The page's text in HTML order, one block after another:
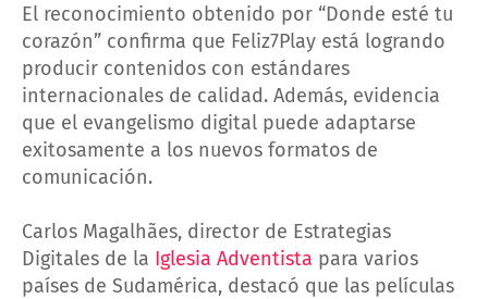
El reconocimiento obtenido por “Donde esté tu
corazón” confirma que Feliz7Play está logrando
producir contenidos con estándares
internacionales de calidad. Además, evidencia
que el evangelismo digital puede adaptarse
exitosamente a los nuevos formatos de
comunicación.
Carlos Magalhães, director de Estrategias
Digitales de la Iglesia Adventista para varios
países de Sudamérica, destacó que las películas